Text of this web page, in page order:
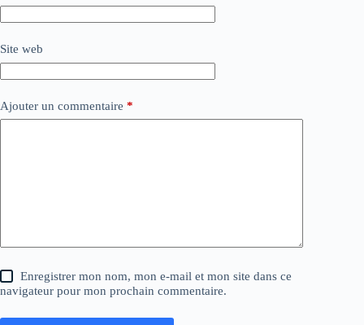
Site web
Ajouter un commentaire *
Enregistrer mon nom, mon e-mail et mon site dans ce
navigateur pour mon prochain commentaire.